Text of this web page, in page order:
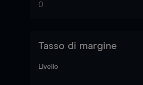
0
Tasso di margine
Livello